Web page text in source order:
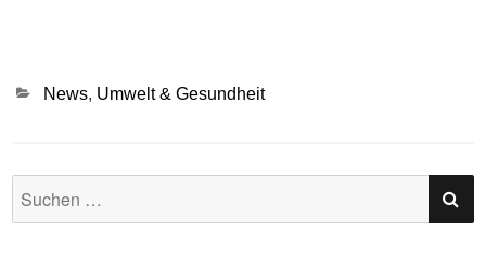
Kategorien
News, Umwelt & Gesundheit
Suchen
nach: